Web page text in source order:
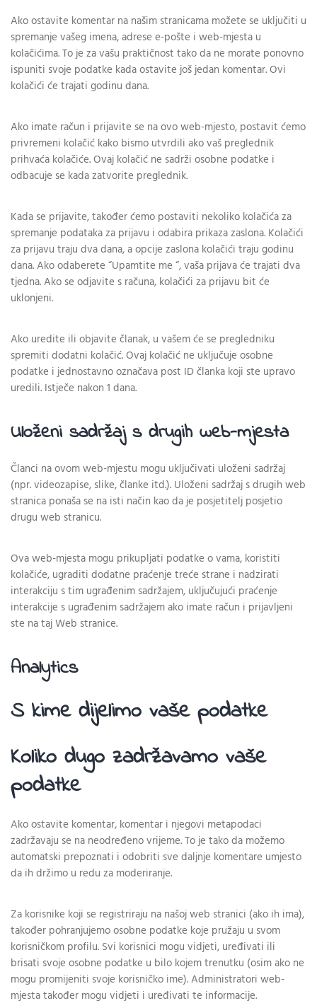
Ako ostavite komentar na našim stranicama možete se uključiti u
spremanje vašeg imena, adrese e-pošte i web-mjesta u
kolačićima. To je za vašu praktičnost tako da ne morate ponovno
ispuniti svoje podatke kada ostavite još jedan komentar. Ovi
kolačići će trajati godinu dana.
Ako imate račun i prijavite se na ovo web-mjesto, postavit ćemo
privremeni kolačić kako bismo utvrdili ako vaš preglednik
prihvaća kolačiće. Ovaj kolačić ne sadrži osobne podatke i
odbacuje se kada zatvorite preglednik.
Kada se prijavite, također ćemo postaviti nekoliko kolačića za
spremanje podataka za prijavu i odabira prikaza zaslona. Kolačići
za prijavu traju dva dana, a opcije zaslona kolačići traju godinu
dana. Ako odaberete “Upamtite me “, vaša prijava će trajati dva
tjedna. Ako se odjavite s računa, kolačići za prijavu bit će
uklonjeni.
Ako uredite ili objavite članak, u vašem će se pregledniku
spremiti dodatni kolačić. Ovaj kolačić ne uključuje osobne
podatke i jednostavno označava post ID članka koji ste upravo
uredili. Istječe nakon 1 dana.
Uloženi sadržaj s drugih web-mjesta
Članci na ovom web-mjestu mogu uključivati uloženi sadržaj
(npr. videozapise, slike, članke itd.). Uloženi sadržaj s drugih web
stranica ponaša se na isti način kao da je posjetitelj posjetio
drugu web stranicu.
Ova web-mjesta mogu prikupljati podatke o vama, koristiti
kolačiće, ugraditi dodatne praćenje treće strane i nadzirati
interakciju s tim ugrađenim sadržajem, uključujući praćenje
interakcije s ugrađenim sadržajem ako imate račun i prijavljeni
ste na taj Web stranice.
Analytics
S kime dijelimo vaše podatke
Koliko dugo zadržavamo vaše
podatke
Ako ostavite komentar, komentar i njegovi metapodaci
zadržavaju se na neodređeno vrijeme. To je tako da možemo
automatski prepoznati i odobriti sve daljnje komentare umjesto
da ih držimo u redu za moderiranje.
Za korisnike koji se registriraju na našoj web stranici (ako ih ima),
također pohranjujemo osobne podatke koje pružaju u svom
korisničkom profilu. Svi korisnici mogu vidjeti, uređivati ili
brisati svoje osobne podatke u bilo kojem trenutku (osim ako ne
mogu promijeniti svoje korisničko ime). Administratori web-
mjesta također mogu vidjeti i uređivati te informacije.